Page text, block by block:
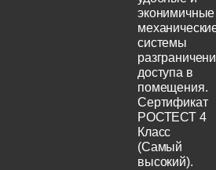
эконимичные
системы
доступа в
помещения.
Сертификат
РОСТЕСТ 4
Класс
(Самый
высокий).